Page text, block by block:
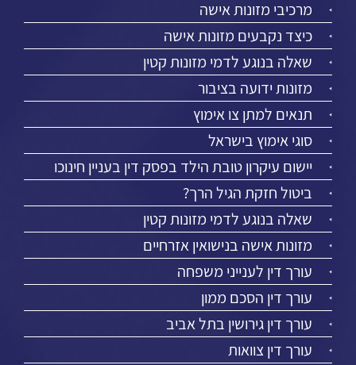
מרכיבי מזונות אישה
כיצד נקבעים מזונות אישה
שאלה בנוגע לדמי מזונות קטין
מזונות ידועה בציבור
תנאים למתן צו אימוץ
סוגי אימוץ בישראל
יישום עיקרון טובת הילד בפסק דין בעניין חינוכו
ביטול חזקת הגיל הרך?
שאלה בנוגע לדמי מזונות קטין
מזונות אישה בנישואין אזרחיים
עורך דין לענייני משפחה
עורך דין הסכם ממון
עורך דין גירושין בתל אביב
עורך דין צוואות